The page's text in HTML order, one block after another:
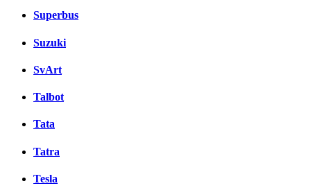
Superbus
Suzuki
SvArt
Talbot
Tata
Tatra
Tesla